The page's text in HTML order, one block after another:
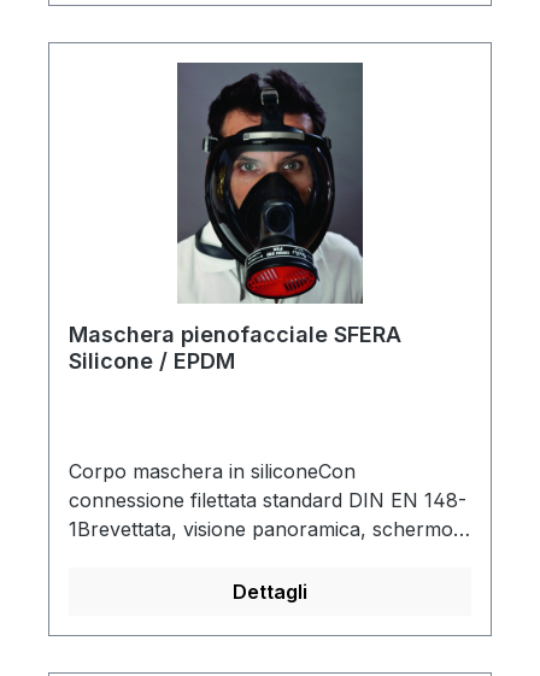
Maschera pienofacciale SFERA
Silicone / EPDM
Corpo maschera in siliconeCon
connessione filettata standard DIN EN 148-
1Brevettata, visione panoramica, schermo
antiappannamento, anti-riflesso e senza
Dettagli